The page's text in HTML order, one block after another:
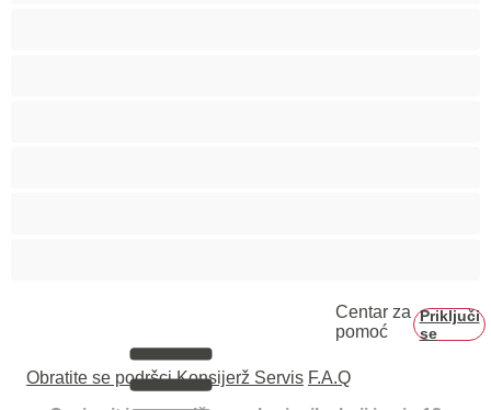
Centar za
pomoć
Priključi
se
Obratite se podršci Konsijerž Servis F.A.Q